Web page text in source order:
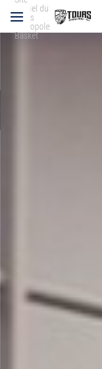
officiel du
Tours
Métropole
Basket